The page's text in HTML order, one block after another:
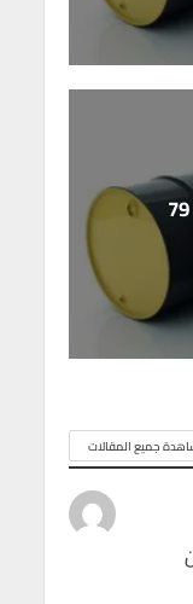
خام برنت يصعد فوق 79
جميع المقالات